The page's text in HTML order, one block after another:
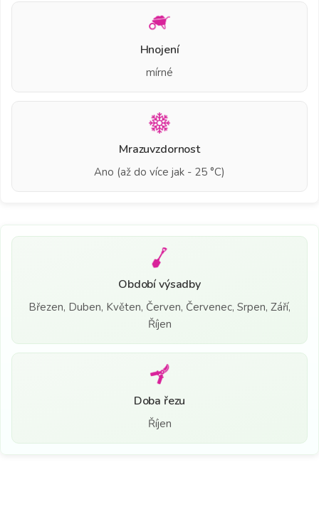
Hnojení
mírné
Mrazuvzdornost
Ano (až do více jak - 25 °C)
Období výsadby
Březen, Duben, Květen, Červen, Červenec, Srpen, Září,
Říjen
Doba řezu
Říjen